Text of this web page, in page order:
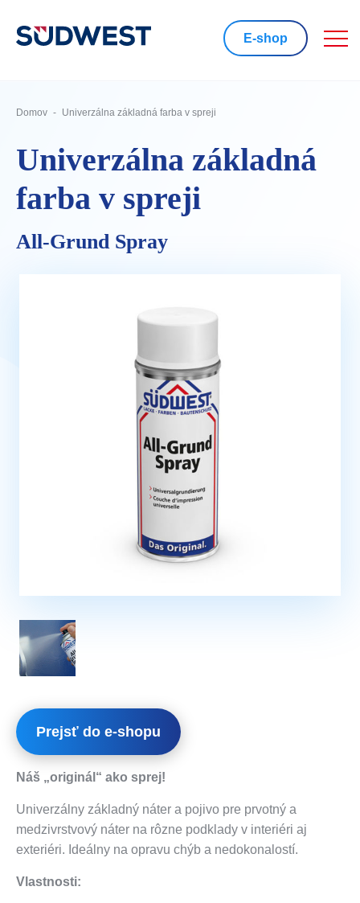
E-shop
Domov Univerzálna základná farba v spreji
Univerzálna základná
farba v spreji
All-Grund Spray
Prejsť do e-shopu
Náš „originál“ ako sprej!
Univerzálny základný náter a pojivo pre prvotný a
medzivrstvový náter na rôzne podklady v interiéri aj
exteriéri. Ideálny na opravu chýb a nedokonalostí.
Vlastnosti: